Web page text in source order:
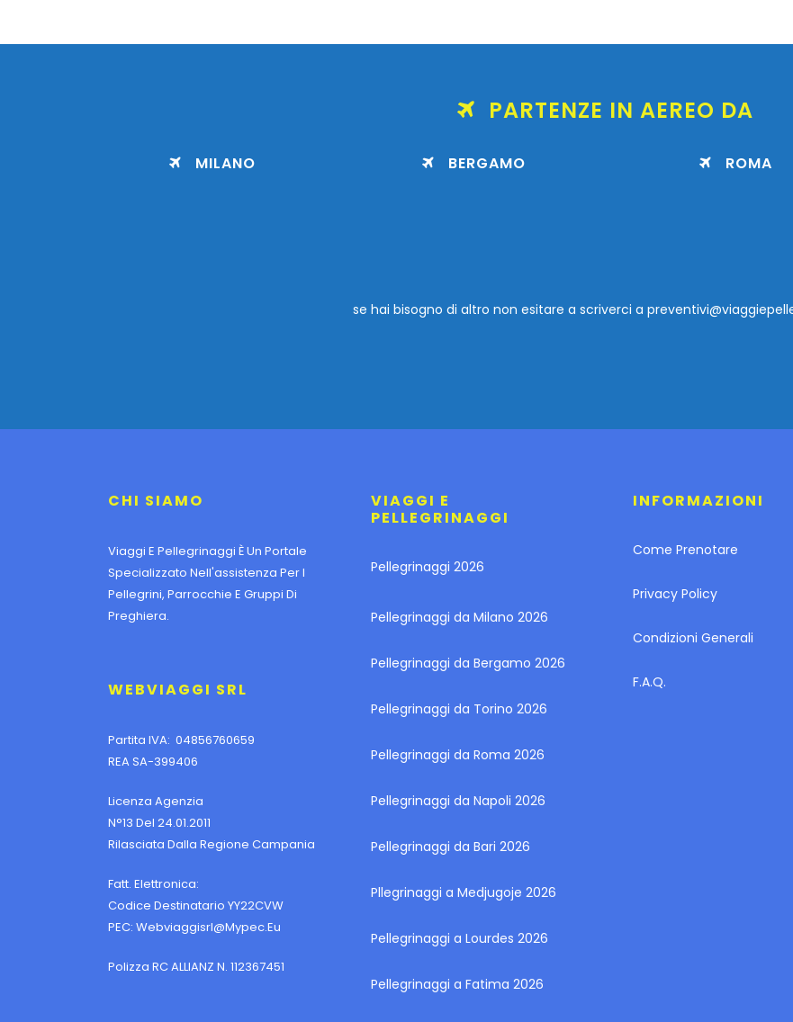
PARTENZE IN AEREO DA
MILANO BERGAMO ROMA
se hai bisogno di altro non esitare a scriverci a
CHI SIAMO
Viaggi E Pellegrinaggi È Un Portale
Specializzato Nell'assistenza Per I
Pellegrini, Parrocchie E Gruppi Di
Preghiera.
WEBVIAGGI SRL
Partita IVA: 04856760659
REA SA-399406
Licenza Agenzia
N°13 Del 24.01.2011
Rilasciata Dalla Regione Campania
Fatt. Elettronica:
Codice Destinatario YY22CVW
PEC: Webviaggisrl@mypec.eu
Polizza RC ALLIANZ N. 112367451
VIAGGI E
PELLEGRINAGGI
Pellegrinaggi 2026
Pellegrinaggi da Milano 2026
Pellegrinaggi da Bergamo 2026
Pellegrinaggi da Torino 2026
Pellegrinaggi da Roma 2026
Pellegrinaggi da Napoli 2026
Pellegrinaggi da Bari 2026
Pllegrinaggi a Medjugoje 2026
Pellegrinaggi a Lourdes 2026
Pellegrinaggi a Fatima 2026
INFORMAZIONI
Come Prenotare
Privacy Policy
Condizioni Generali
F.A.Q.